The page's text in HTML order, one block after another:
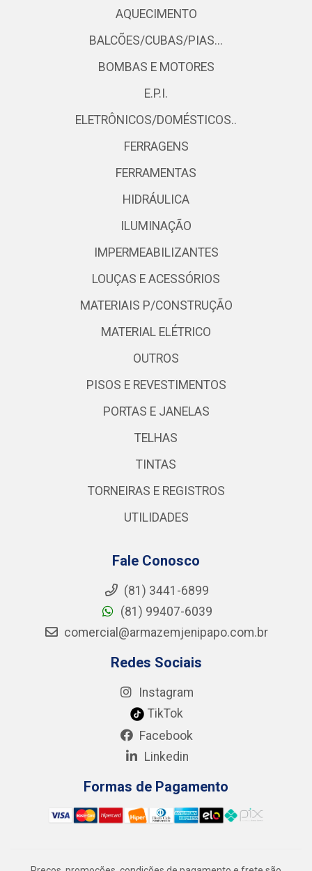
AQUECIMENTO
BALCÕES/CUBAS/PIAS...
BOMBAS E MOTORES
E.P.I.
ELETRÔNICOS/DOMÉSTICOS..
FERRAGENS
FERRAMENTAS
HIDRÁULICA
ILUMINAÇÃO
IMPERMEABILIZANTES
LOUÇAS E ACESSÓRIOS
MATERIAIS P/CONSTRUÇÃO
MATERIAL ELÉTRICO
OUTROS
PISOS E REVESTIMENTOS
PORTAS E JANELAS
TELHAS
TINTAS
TORNEIRAS E REGISTROS
UTILIDADES
Fale Conosco
(81) 3441-6899
(81) 99407-6039
comercial@armazemjenipapo.com.br
Redes Sociais
Instagram
TikTok
Facebook
Linkedin
Formas de Pagamento